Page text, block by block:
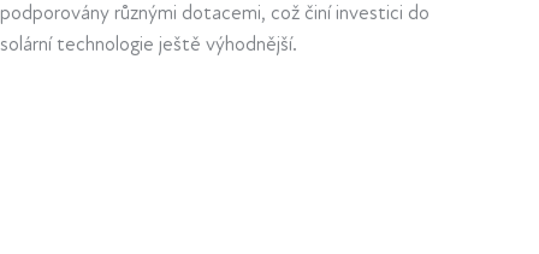
podporovány různými dotacemi, což činí investici do
solární technologie ještě výhodnější.